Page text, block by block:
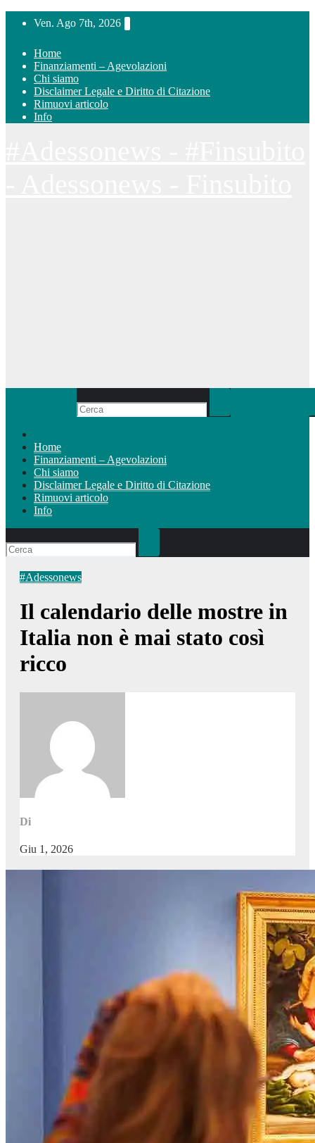
Ven. Ago 7th, 2026
Home
Finanziamenti – Agevolazioni
Chi siamo
Disclaimer Legale e Diritto di Citazione
Rimuovi articolo
Info
Home
Finanziamenti – Agevolazioni
Chi siamo
Disclaimer Legale e Diritto di Citazione
Rimuovi articolo
Info
#Adessonews
Il calendario delle mostre in
Italia non è mai stato così
ricco
Di
Giu 1, 2026